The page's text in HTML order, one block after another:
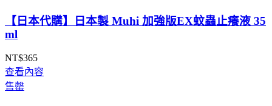
【日本代購】日本製 Muhi 加強版EX蚊蟲止癢液 35
ml
NT$365
查看內容
售罄